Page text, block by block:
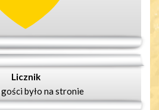
Licznik
gości było na stronie